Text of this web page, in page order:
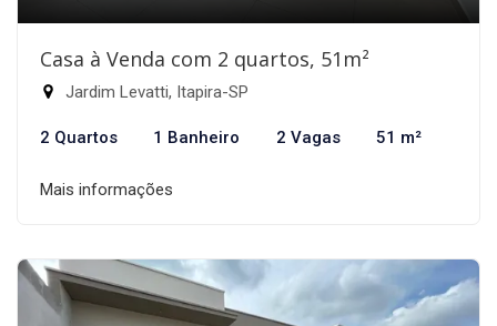
Casa à Venda com 2 quartos, 51m²
Jardim Levatti, Itapira-SP
2 Quartos 1 Banheiro 2 Vagas 51 m²
Mais informações